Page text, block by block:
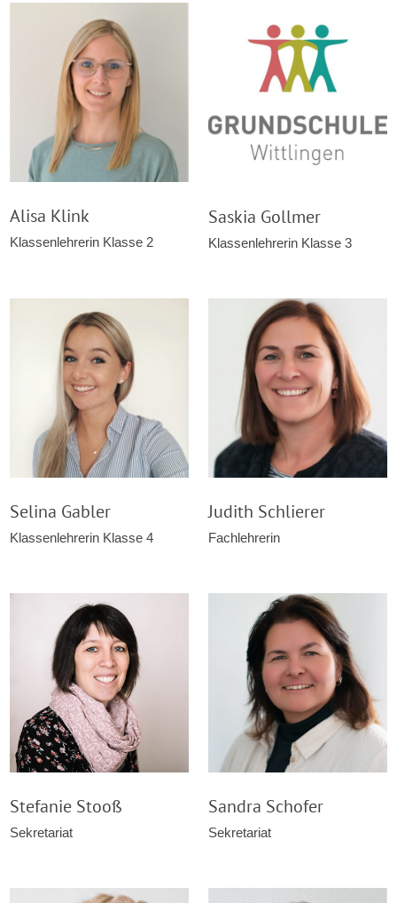
Alisa Klink
Klassenlehrerin Klasse 2
Saskia Gollmer
Klassenlehrerin Klasse 3
Selina Gabler
Klassenlehrerin Klasse 4
Judith Schlierer
Fachlehrerin
Stefanie Stooß
Sekretariat
Sandra Schofer
Sekretariat